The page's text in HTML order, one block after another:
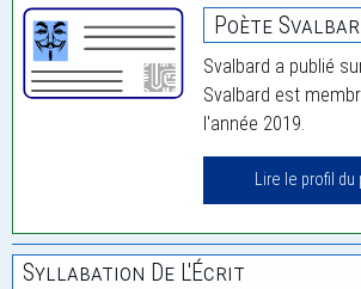
Poète
Svalbard a publié
Svalbard est
l'année 2019.
Lire le profil
Syllabation De L'Écrit